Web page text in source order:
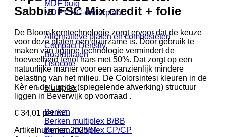
MDF buig
MDF CNC-onderplaat
Alternatieve platen en composieten
Compact Density
Boardplaten
Lisocore
Multiplex
Berken
Berken multiplex B/BB
Berken multiplex CP/CP
Sabbia FSC Mix credit + folie
De Bloom kerntechnologie zorgt ervoor dat de keuze
voor deze platen een duurzame is. Door gebruik te
maken van lignine technologie vermindert de
hoeveelheid fenol hars met 50%. Dat zorgt op een
natuurlijke manier voor een aanzienlijk mindere
belasting van het milieu. De Colorsintesi kleuren in de
Kèr en de Lucida (spiegelende afwerking) structuur
liggen in Beverwijk op voorraad .
€ 34,01 per m²
Artikelnummer: 202584